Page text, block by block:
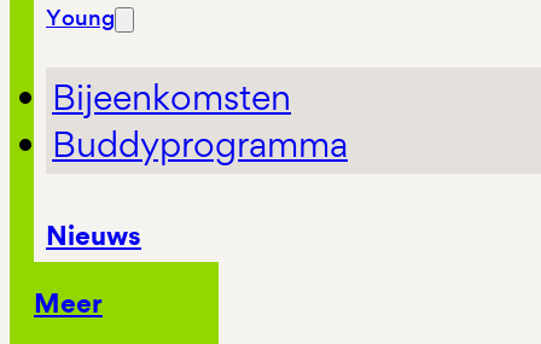
Young
Bijeenkomsten
Buddyprogramma
Nieuws
Meer